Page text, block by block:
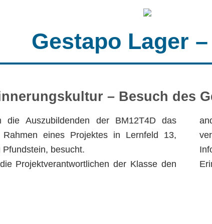
Gestapo Lager
– Besuch des
die Auszubildenden der BM12T4D das
eines Projektes in Lernfeld 13,
besucht.
Projektverantwortlichen der Klasse den